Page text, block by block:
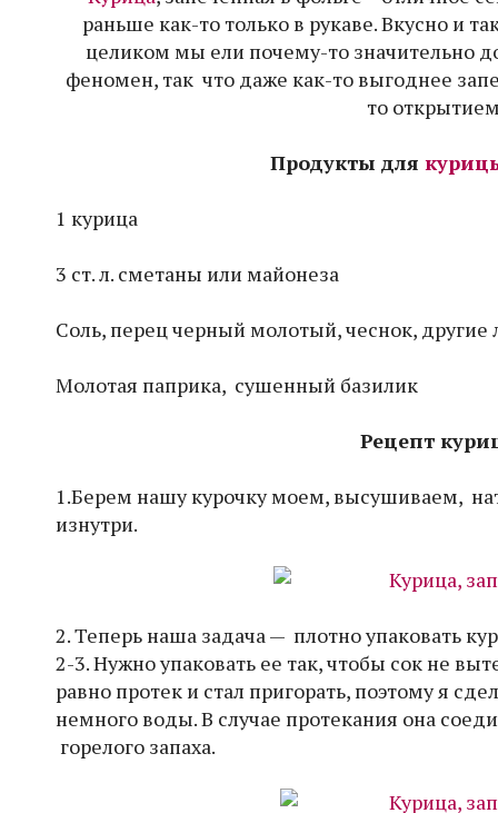
раньше как-то только в рукаве. Вкусно и
целиком мы ели почему-то значительно
феномен, так что даже как-то выгоднее
то
Продукты для
1 курица
3 ст. л. сметаны или майонеза
Соль, перец черный молотый, чеснок,
Молотая паприка, сушенный базилик
Рецепт
1.Берем нашу курочку моем, высушиваем,
изнутри.
2. Теперь наша задача — плотно упаковать
2-3. Нужно упаковать ее так, чтобы сок не
равно протек и стал пригорать, поэтому я
немного воды. В случае протекания она
горелого запаха.